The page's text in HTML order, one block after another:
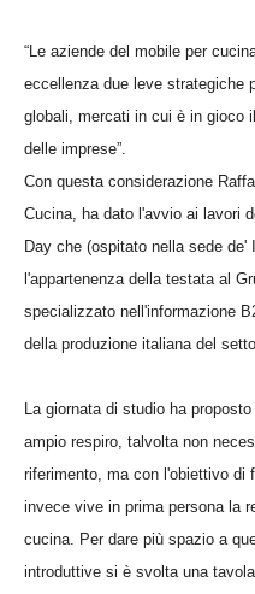
“Le aziende del mobile per
eccellenza due leve strategiche
globali, mercati in cui è in gioco
delle imprese”.
Con questa considerazione
Cucina, ha dato l'avvio ai lavori
Day che (ospitato nella sede
l'appartenenza della testata al
specializzato nell'informazione
della produzione italiana del
La giornata di studio ha
ampio respiro, talvolta non
riferimento, ma con l'obiettivo di
invece vive in prima persona la
cucina. Per dare più spazio a
introduttive si è svolta una